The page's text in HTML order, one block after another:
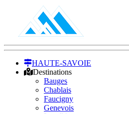
HAUTE-SAVOIE
Destinations
Bauges
Chablais
Faucigny
Genevois